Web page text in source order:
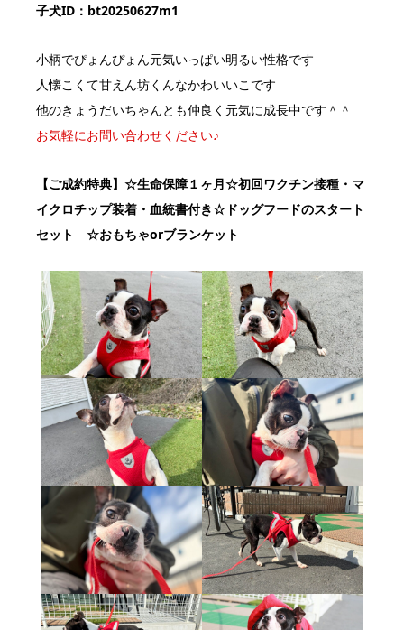
子犬ID：bt20250627m1
小柄でぴょんぴょん元気いっぱい明るい性格です
人懐こくて甘えん坊くんなかわいいこです
他のきょうだいちゃんとも仲良く元気に成長中です＾＾
お気軽にお問い合わせください♪
【ご成約特典】 ☆生命保障１ヶ月☆初回ワクチン接種・マ
イクロチップ装着・血統書付き☆ドッグフードのスタート
セット ☆おもちゃorブランケット